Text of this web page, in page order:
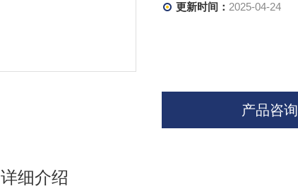
更新时间： 2025-04-24
产品咨询
详细介绍